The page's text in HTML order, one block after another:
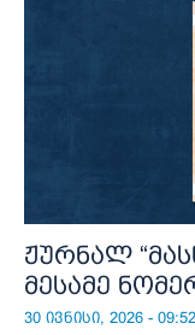
ჟურნალ
მესამე
30 ივნისი, 2026 - 09:52